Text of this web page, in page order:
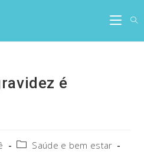
é
PostSaúde e bem estar